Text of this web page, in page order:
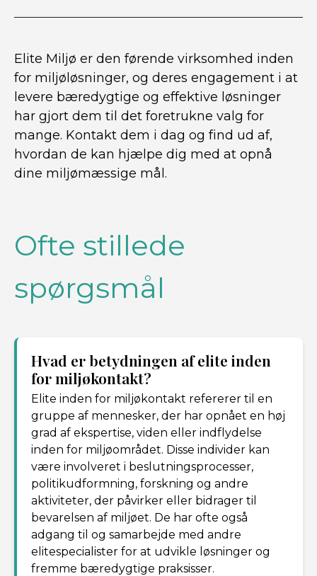
Elite Miljø er den førende virksomhed inden
for miljøløsninger, og deres engagement i at
levere bæredygtige og effektive løsninger
har gjort dem til det foretrukne valg for
mange. Kontakt dem i dag og find ud af,
hvordan de kan hjælpe dig med at opnå
dine miljømæssige mål.
Ofte stillede
spørgsmål
Hvad er betydningen af ​​elite inden
for miljøkontakt?
Elite inden for miljøkontakt refererer til en
gruppe af mennesker, der har opnået en høj
grad af ekspertise, viden eller indflydelse
inden for miljøområdet. Disse individer kan
være involveret i beslutningsprocesser,
politikudformning, forskning og andre
aktiviteter, der påvirker eller bidrager til
bevarelsen af ​​miljøet. De har ofte også
adgang til og samarbejde med andre
elitespecialister for at udvikle løsninger og
fremme bæredygtige praksisser.